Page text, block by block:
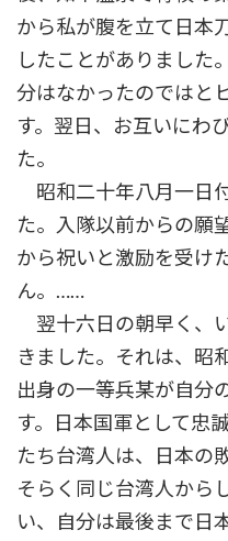
から私が腹を立て日本
したことがありました
分はなかったのではと
す。翌日、お互いにわ
た。
昭和二十年八月一日
た。入隊以前からの願
から祝いと激励を受け
ん。……
翌十六日の朝早く、
きました。それは、昭
出身の一等兵某が自分
す。日本国軍として忠
たち台湾人は、日本の
そらく同じ台湾人から
い、自分は最後まで日